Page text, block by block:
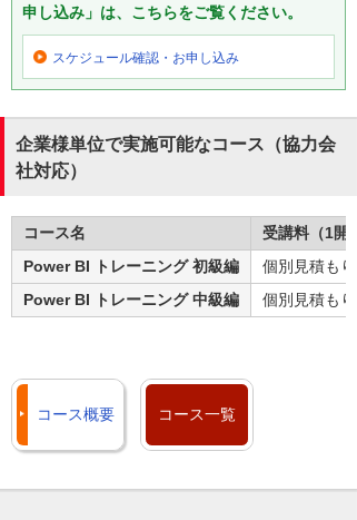
申し込み」は、こちらをご覧ください。
スケジュール確認・ お申し込み
企業様単位で実施可能なコース（協力会
社対応）
コース名
受講料（1開
Power BI トレーニング 初級編
個別見積もり
Power BI トレーニング 中級編
個別見積もり
コース概要 コース一覧